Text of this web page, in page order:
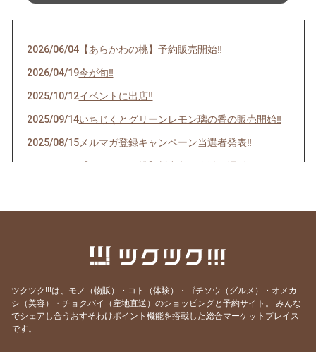
2026/06/04【あらかわの桃】予約販売開始‼️
2026/04/19今が旬‼️
2025/10/12イベントに出店‼️
2025/09/14いちじくとグリーンレモン璃の香の販売開始‼️
2025/08/15メルマガ登録キャンペーン当選者発表‼︎
2025/08/03【あらかわの桃】川中島の発送の遅延について
いちじくとグリーンレモン璃の香の販売開始‼️
2024/06/30 【あらかわの桃】高ポイント還元‼️ 本日最終日
2024/06/23 6月30日まで【あらかわの桃】予約販売のみ高
ツクツク!!!は、モノ（物販）・コト（体験）・ゴチソウ（グルメ）・オメカ
シ（美容）・チョクバイ（産地直送）のショッピングと予約サイト。
みんな
でシェアし合うおすそわけポイント機能を搭載した総合マーケットプレイス
です。